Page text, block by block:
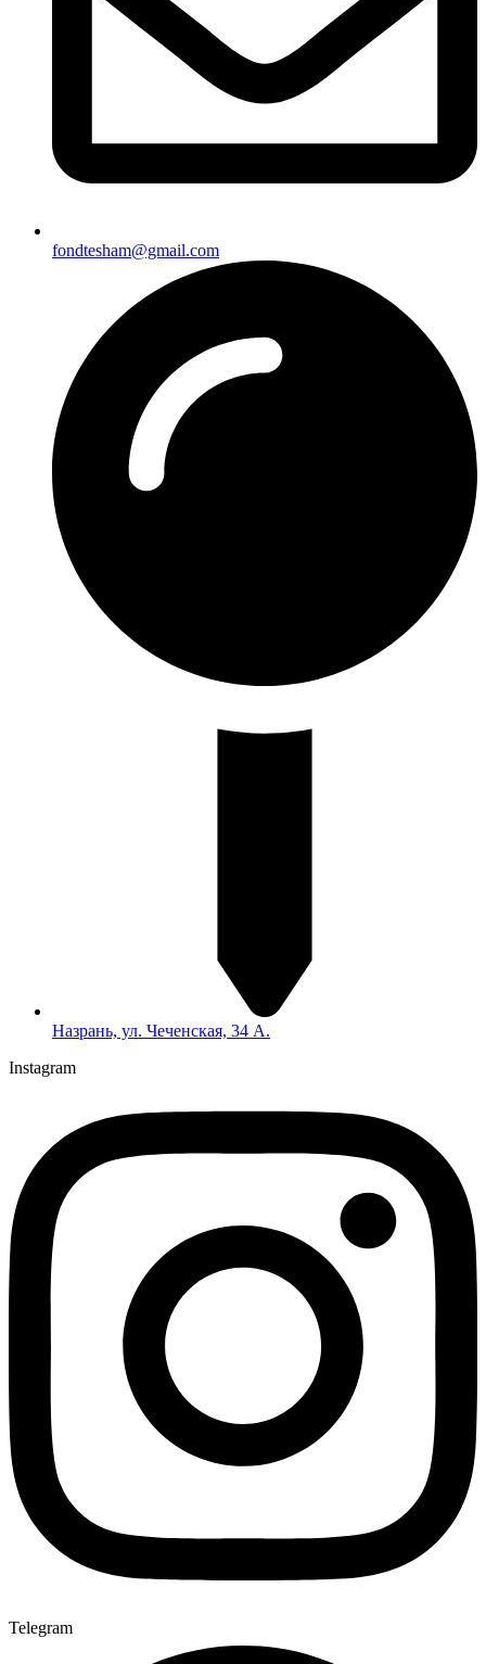
fondtesham@gmail.com
Назрань, ул. Чеченская, 34 А.
Instagram
Telegram